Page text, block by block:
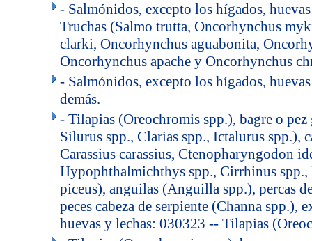
- Salmónidos, excepto los hígados,
Truchas (Salmo trutta, Oncorhynchus
clarki, Oncorhynchus aguabonita,
Oncorhynchus apache y Oncorhynchus
- Salmónidos, excepto los hígados,
demás.
- Tilapias (Oreochromis spp.), bagre o pez
Silurus spp., Clarias spp., Ictalurus spp.),
Carassius carassius, Ctenopharyngodon
Hypophthalmichthys spp., Cirrhinus
piceus), anguilas (Anguilla spp.), percas
peces cabeza de serpiente (Channa spp.),
huevas y lechas: 030323 -- Tilapias